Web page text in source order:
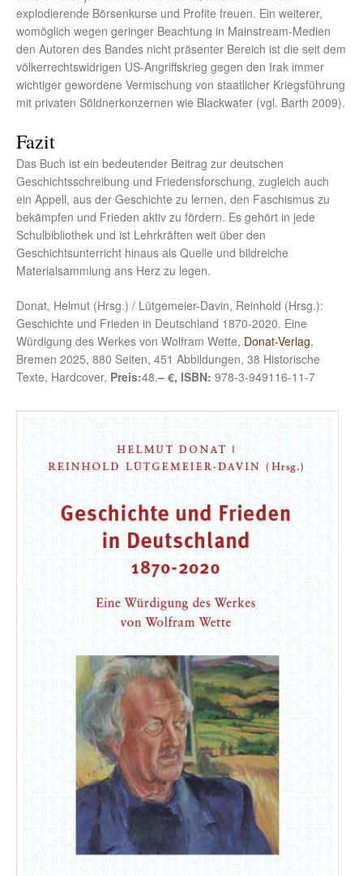
explodierende Börsenkurse und Profite freuen. Ein weiterer,
womöglich wegen geringer Beachtung in Mainstream-Medien
den Autoren des Bandes nicht präsenter Bereich ist die seit dem
völkerrechtswidrigen US-Angriffskrieg gegen den Irak immer
wichtiger gewordene Vermischung von staatlicher Kriegsführung
mit privaten Söldnerkonzernen wie Blackwater (vgl. Barth 2009).
Fazit
Das Buch ist ein bedeutender Beitrag zur deutschen
Geschichtsschreibung und Friedensforschung, zugleich auch
ein Appell, aus der Geschichte zu lernen, den Faschismus zu
bekämpfen und Frieden aktiv zu fördern. Es gehört in jede
Schulbibliothek und ist Lehrkräften weit über den
Geschichtsunterricht hinaus als Quelle und bildreiche
Materialsammlung ans Herz zu legen.
Donat, Helmut (Hrsg.) / Lütgemeier-Davin, Reinhold (Hrsg.):
Geschichte und Frieden in Deutschland 1870-2020. Eine
Würdigung des Werkes von Wolfram Wette, Donat-Verlag,
Bremen 2025, 880 Seiten, 451 Abbildungen, 38 Historische
Texte, Hardcover, Preis:48.– €, ISBN: 978-3-949116-11-7